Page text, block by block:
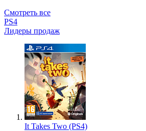
Смотреть все
PS4
Лидеры продаж
It Takes Two (PS4)